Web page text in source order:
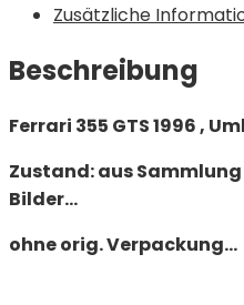
Zusätzliche
Beschreibung
Ferrari 355 GTS 1996 ,
Zustand: aus
Bilder…
ohne orig. Verpackung…